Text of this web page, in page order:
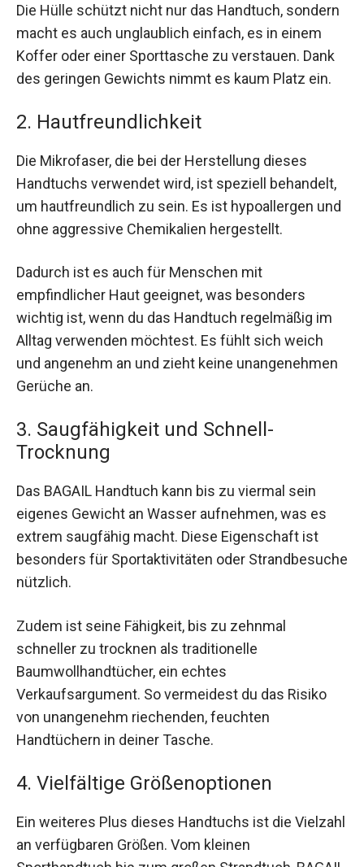
Die Hülle schützt nicht nur das Handtuch, sondern
macht es auch unglaublich einfach, es in einem
Koffer oder einer Sporttasche zu verstauen. Dank
des geringen Gewichts nimmt es kaum Platz ein.
2. Hautfreundlichkeit
Die Mikrofaser, die bei der Herstellung dieses
Handtuchs verwendet wird, ist speziell behandelt,
um hautfreundlich zu sein. Es ist hypoallergen und
ohne aggressive Chemikalien hergestellt.
Dadurch ist es auch für Menschen mit
empfindlicher Haut geeignet, was besonders
wichtig ist, wenn du das Handtuch regelmäßig im
Alltag verwenden möchtest. Es fühlt sich weich
und angenehm an und zieht keine unangenehmen
Gerüche an.
3. Saugfähigkeit und Schnell-
Trocknung
Das BAGAIL Handtuch kann bis zu viermal sein
eigenes Gewicht an Wasser aufnehmen, was es
extrem saugfähig macht. Diese Eigenschaft ist
besonders für Sportaktivitäten oder Strandbesuche
nützlich.
Zudem ist seine Fähigkeit, bis zu zehnmal
schneller zu trocknen als traditionelle
Baumwollhandtücher, ein echtes
Verkaufsargument. So vermeidest du das Risiko
von unangenehm riechenden, feuchten
Handtüchern in deiner Tasche.
4. Vielfältige Größenoptionen
Ein weiteres Plus dieses Handtuchs ist die Vielzahl
an verfügbaren Größen. Vom kleinen